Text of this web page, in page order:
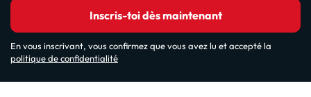
Inscris-toi dès maintenant
En vous inscrivant, vous confirmez que vous avez lu et accepté la
politique de confidentialité